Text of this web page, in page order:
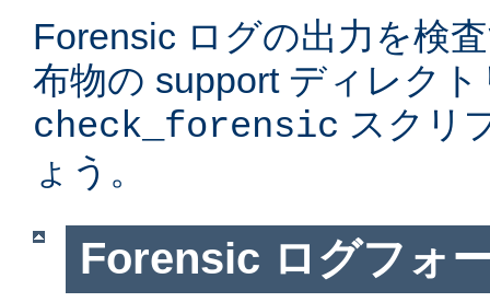
Forensic ログの出力を検
布物の support ディレク
check_forensic スクリ
ょう。
Forensic ログフォ